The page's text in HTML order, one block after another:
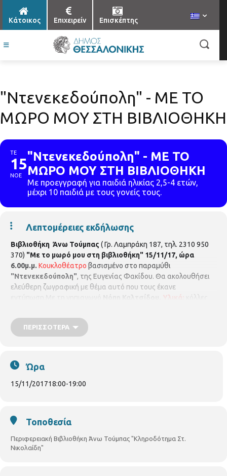
Κάτοικος Επιχειρείν Επισκέπτης
"Ντενεκεδούπολη" - ΜΕ ΤΟ
ΜΩΡΟ ΜΟΥ ΣΤΗ ΒΙΒΛΙΟΘΗΚΗ
ΤΕ
15
ΝΟΕ
"Ντενεκεδούπολη" - ΜΕ ΤΟ
ΜΩΡΟ ΜΟΥ ΣΤΗ ΒΙΒΛΙΟΘΗΚΗ
Με προεγγραφή για παιδιά ηλικίας 2,5-4 ετών,
μέχρι 10 παιδιά με τους γονείς τους.
Λεπτομέρειες εκδήλωσης
Βιβλιοθήκη Άνω Τούμπας ( Γρ. Λαμπράκη 187, τηλ. 2310 950
370) "Με το μωρό μου στη βιβλιοθήκη" 15/11/17, ώρα
6.00μ.μ. Κουκλοθέατρο βασισμένο στο παραμύθι
"Ντενεκεδούπολη", της Ευγενίας Φακίδου. Θα ακολουθήσει
ελεύθερη ζωγραφική με θέμα αυτό που τους έκανε
εντύπωση.Με τη νηπιαγωγό
Νόπη Καλτσίδου. Υλικά:
κόλλες
προεγγραφή για παιδιά ηλικίας 2,5-4 ετών, μέχρι 10 παιδιά με
τους γονείς τους.
ΠΕΡΙΣΣΌΤΕΡΑ
Ώρα
15/11/201718:00-19:00
Τοποθεσία
Περιφερειακή Βιβλιοθήκη Άνω Τούμπας "Κληροδότημα Στ.
Νικολαίδη"